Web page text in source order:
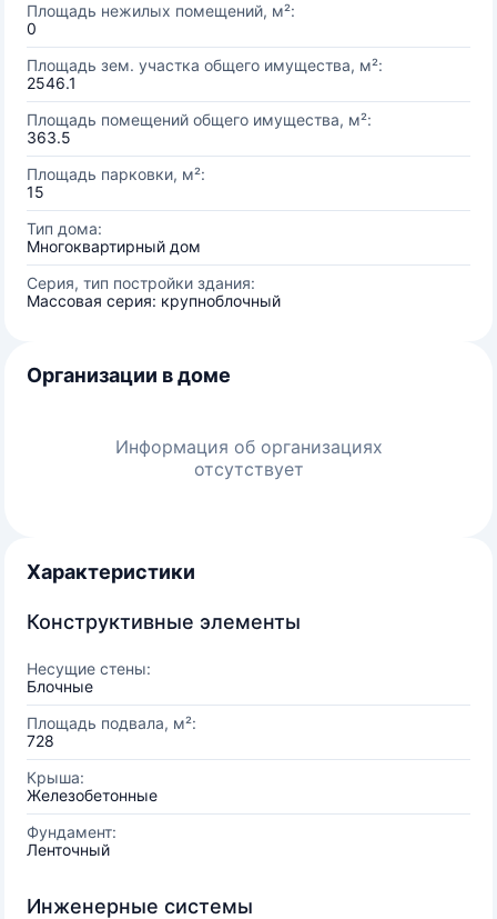
Площадь нежилых помещений, м²:
0
Площадь зем. участка общего имущества, м²:
2546.1
Площадь помещений общего имущества, м²:
363.5
Площадь парковки, м²:
15
Тип дома:
Многоквартирный дом
Серия, тип постройки здания:
Массовая серия: крупноблочный
Организации в доме
Информация об организациях
отсутствует
Характеристики
Конструктивные элементы
Несущие стены:
Блочные
Площадь подвала, м²:
728
Крыша:
Железобетонные
Фундамент:
Ленточный
Инженерные системы